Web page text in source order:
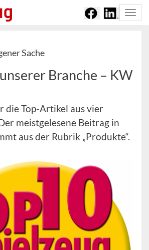
Sache
Branche – KW
die Top-Artikel aus vier
meistgelesene Beitrag in
aus der Rubrik „Produkte“.